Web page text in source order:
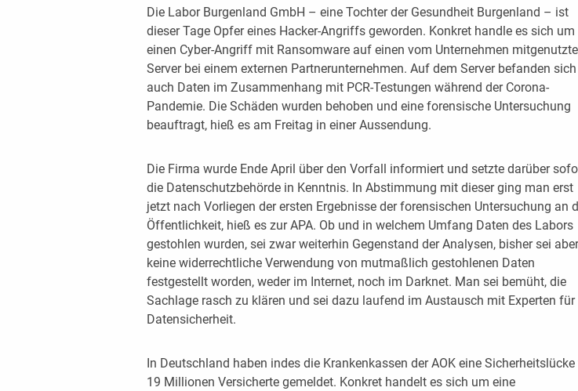
Die Labor Burgenland GmbH – eine Tochter der Gesundheit Burgenland – ist
dieser Tage Opfer eines Hacker-Angriffs geworden. Konkret handle es sich um
einen Cyber-Angriff mit Ransomware auf einen vom Unternehmen
Server bei einem externen Partnerunternehmen. Auf dem Server befanden sich
auch Daten im Zusammenhang mit PCR-Testungen während der Corona-
Pandemie. Die Schäden wurden behoben und eine forensische Untersuchung
beauftragt, hieß es am Freitag in einer Aussendung.
Die Firma wurde Ende April über den Vorfall informiert und setzte darüber
die Datenschutzbehörde in Kenntnis. In Abstimmung mit dieser ging man erst
jetzt nach Vorliegen der ersten Ergebnisse der forensischen Untersuchung an
Öffentlichkeit, hieß es zur APA. Ob und in welchem Umfang Daten des Labors
gestohlen wurden, sei zwar weiterhin Gegenstand der Analysen, bisher sei aber
keine widerrechtliche Verwendung von mutmaßlich gestohlenen Daten
festgestellt worden, weder im Internet, noch im Darknet. Man sei bemüht, die
Sachlage rasch zu klären und sei dazu laufend im Austausch mit Experten für
Datensicherheit.
In Deutschland haben indes die Krankenkassen der AOK eine
19 Millionen Versicherte gemeldet. Konkret handelt es sich um eine